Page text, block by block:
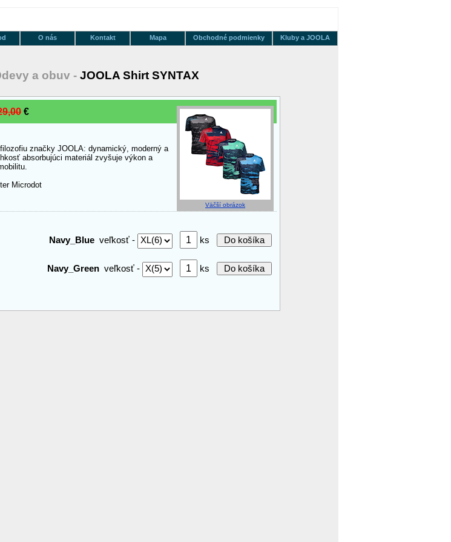
Kluby a JOOLA
Obchodné podmienky
Mapa
Kontakt
O nás
a obuv - JOOLA Shirt SYNTAX
Väčší obrázok
€
značky JOOLA: dynamický, moderný a
absorbujúci materiál zvyšuje výkon a
Microdot
Navy_Blue veľkosť - ks
Navy_Green veľkosť - ks